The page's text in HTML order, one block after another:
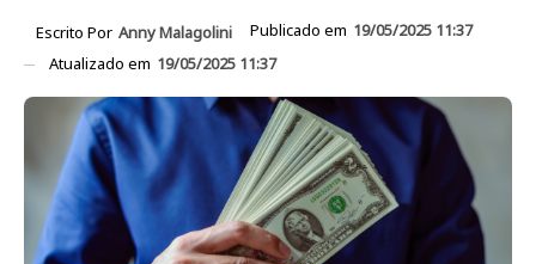
Escrito Por Anny Malagolini Publicado em 19/05/2025 11:37
Atualizado em 19/05/2025 11:37